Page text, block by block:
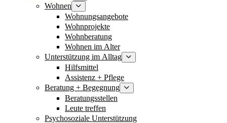
Wohnen
Wohnungsangebote
Wohnprojekte
Wohnberatung
Wohnen im Alter
Unterstützung im Alltag
Hilfsmittel
Assistenz + Pflege
Beratung + Begegnung
Beratungsstellen
Leute treffen
Psychosoziale Unterstützung